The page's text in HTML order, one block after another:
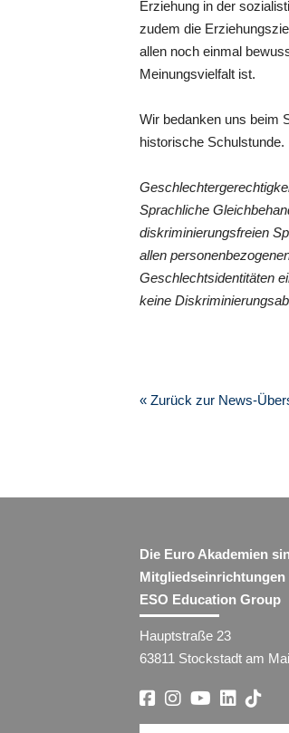
Erziehung in der
zudem die
allen noch einmal
Meinungsvielfalt ist.
Wir bedanken uns beim
historische Schulstunde.
Sprachliche
diskriminierungsfreien
allen
Geschlechtsidentitäten
keine
« Zurück zur News-
Die Euro Akademien
Mitgliedseinrichtungen
ESO Education Group
Hauptstraße 23
63811 Stockstadt am